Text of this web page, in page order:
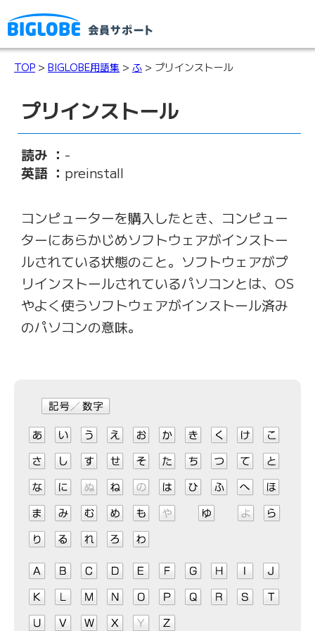
TOP > BIGLOBE用語集 > ふ > プリインストール
プリインストール
読み ： -
英語 ： preinstall
コンピューターを購入したとき、コンピュー
ターにあらかじめソフトウェアがインストー
ルされている状態のこと。ソフトウェアがプ
リインストールされているパソコンとは、OS
やよく使うソフトウェアがインストール済み
のパソコンの意味。